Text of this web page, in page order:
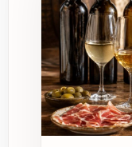
Gäste
Als
durch
seine
Gönnen Sie
exquisiten